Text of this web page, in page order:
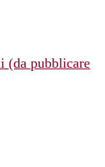
(da pubblicare